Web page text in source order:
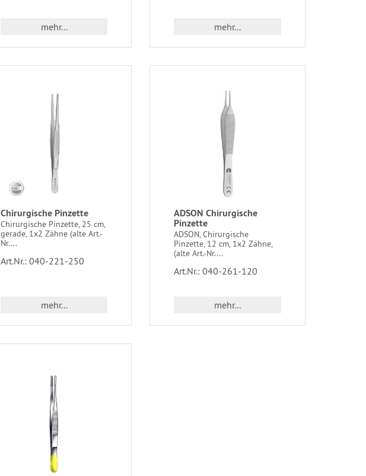
mehr... mehr...
Chirurgische Pinzette
Chirurgische Pinzette, 25 cm,
gerade, 1x2 Zähne (alte Art.-
Nr....
Art.Nr.: 040-221-250
mehr...
ADSON Chirurgische
Pinzette
ADSON, Chirurgische
Pinzette, 12 cm, 1x2 Zähne,
(alte Art.-Nr....
Art.Nr.: 040-261-120
mehr...